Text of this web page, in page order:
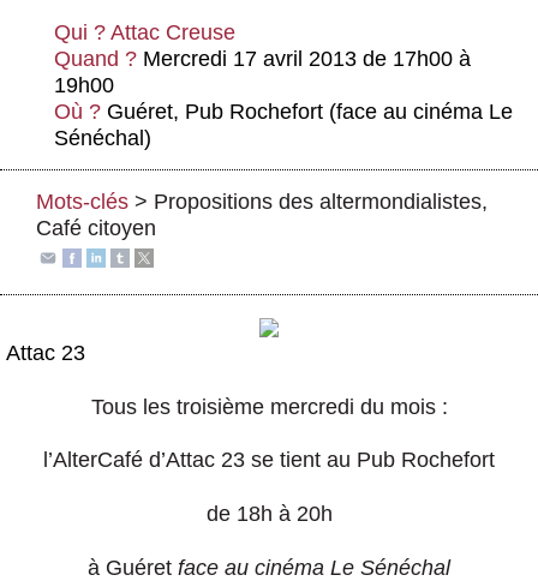
Se mobiliser
Publications
Agenda
Actus et médias
Boutique
Qui ? Attac Creuse
Quand ? Mercredi 17 avril 2013 de 17h00 à
19h00
Où ? Guéret, Pub Rochefort (face au cinéma Le
Sénéchal)
Mots-clés > Propositions des altermondialistes,
Café citoyen
Attac 23
Tous les troisième mercredi du mois :
l’AlterCafé d’Attac 23 se tient au Pub Rochefort
de 18h à 20h
à Guéret face au cinéma Le Sénéchal